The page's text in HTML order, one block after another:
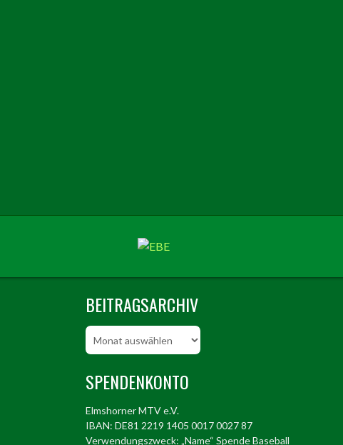
BEITRAGSARCHIV
Beitragsarchiv
SPENDENKONTO
Elmshorner MTV e.V.
IBAN: DE81 2219 1405 0017 0027 87
Verwendungszweck: „Name“ Spende Baseball